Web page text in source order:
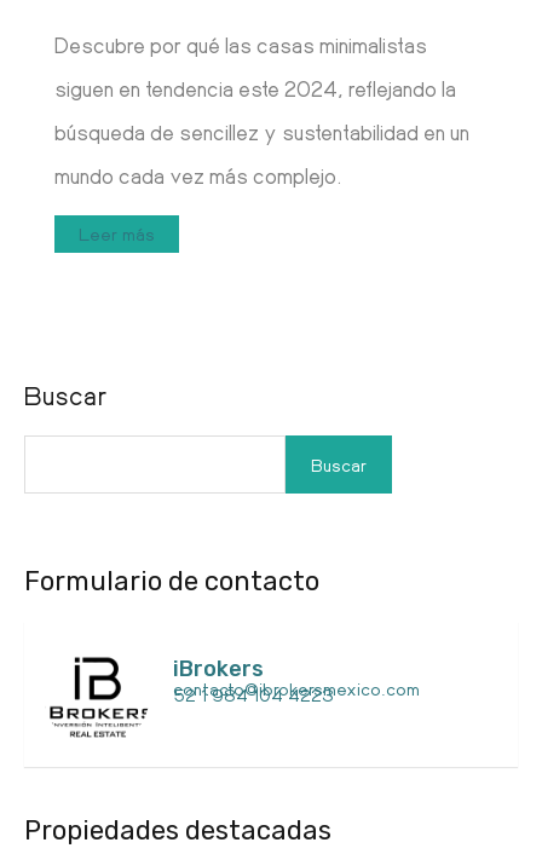
Descubre por qué las casas minimalistas
siguen en tendencia este 2024, reflejando la
búsqueda de sencillez y sustentabilidad en un
mundo cada vez más complejo.
Leer más
Buscar
Buscar
Formulario de contacto
iBrokers
contacto@ibrokersmexico.com
52 1 984 104 4223
Propiedades destacadas